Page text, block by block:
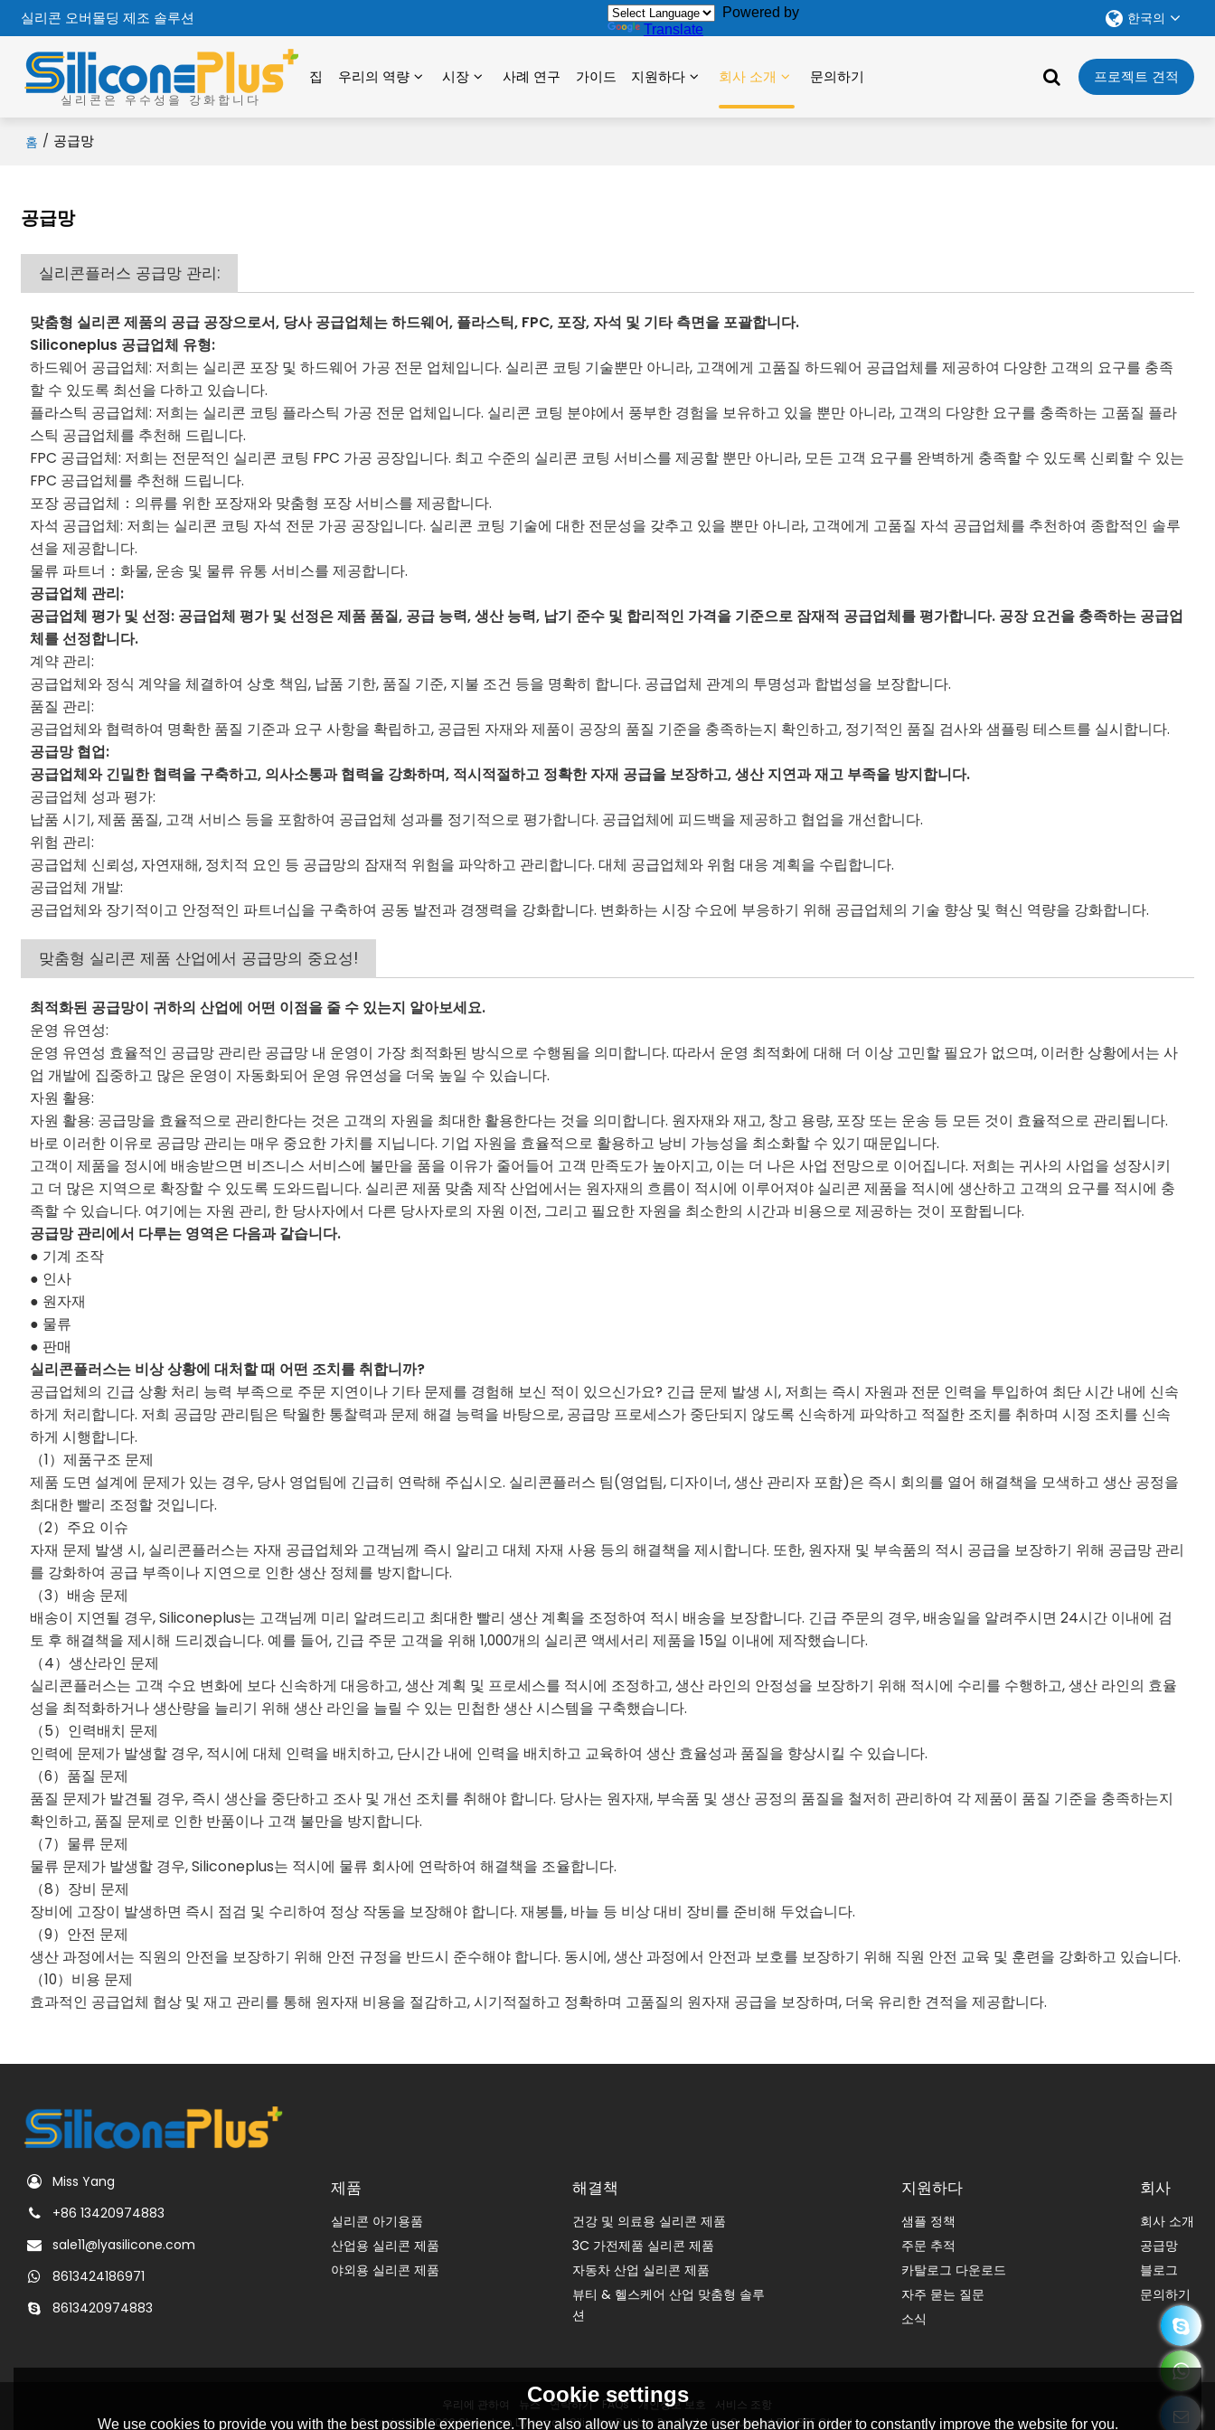
Powered by
Translate
실리콘 오버몰딩 제조 솔루션 한국의
실리콘은 우수성을 강화합니다
집 우리의 역량 시장 사례 연구 가이드 지원하다 회사 소개 문의하기 프로젝트 견적
홈 / 공급망
공급망
실리콘플러스 공급망 관리:
맞춤형 실리콘 제품의 공급 공장으로서, 당사 공급업체는 하드웨어, 플라스틱, FPC, 포장, 자석 및 기타 측면을 포괄합니다.
Siliconeplus 공급업체 유형:
하드웨어 공급업체: 저희는 실리콘 포장 및 하드웨어 가공 전문 업체입니다. 실리콘 코팅 기술뿐만 아니라, 고객에게 고품질 하드웨어 공급업체를 제공하여 다양한 고객의 요구를 충족
할 수 있도록 최선을 다하고 있습니다.
플라스틱 공급업체: 저희는 실리콘 코팅 플라스틱 가공 전문 업체입니다. 실리콘 코팅 분야에서 풍부한 경험을 보유하고 있을 뿐만 아니라, 고객의 다양한 요구를 충족하는 고품질 플라
스틱 공급업체를 추천해 드립니다.
FPC 공급업체: 저희는 전문적인 실리콘 코팅 FPC 가공 공장입니다. 최고 수준의 실리콘 코팅 서비스를 제공할 뿐만 아니라, 모든 고객 요구를 완벽하게 충족할 수 있도록 신뢰할 수 있는
FPC 공급업체를 추천해 드립니다.
포장 공급업체：의류를 위한 포장재와 맞춤형 포장 서비스를 제공합니다.
자석 공급업체: 저희는 실리콘 코팅 자석 전문 가공 공장입니다. 실리콘 코팅 기술에 대한 전문성을 갖추고 있을 뿐만 아니라, 고객에게 고품질 자석 공급업체를 추천하여 종합적인 솔루
션을 제공합니다.
물류 파트너：화물, 운송 및 물류 유통 서비스를 제공합니다.
공급업체 관리:
공급업체 평가 및 선정: 공급업체 평가 및 선정은 제품 품질, 공급 능력, 생산 능력, 납기 준수 및 합리적인 가격을 기준으로 잠재적 공급업체를 평가합니다. 공장 요건을 충족하는 공급업
체를 선정합니다.
계약 관리:
공급업체와 정식 계약을 체결하여 상호 책임, 납품 기한, 품질 기준, 지불 조건 등을 명확히 합니다. 공급업체 관계의 투명성과 합법성을 보장합니다.
품질 관리:
공급업체와 협력하여 명확한 품질 기준과 요구 사항을 확립하고, 공급된 자재와 제품이 공장의 품질 기준을 충족하는지 확인하고, 정기적인 품질 검사와 샘플링 테스트를 실시합니다.
공급망 협업:
공급업체와 긴밀한 협력을 구축하고, 의사소통과 협력을 강화하며, 적시적절하고 정확한 자재 공급을 보장하고, 생산 지연과 재고 부족을 방지합니다.
공급업체 성과 평가:
납품 시기, 제품 품질, 고객 서비스 등을 포함하여 공급업체 성과를 정기적으로 평가합니다. 공급업체에 피드백을 제공하고 협업을 개선합니다.
위험 관리:
공급업체 신뢰성, 자연재해, 정치적 요인 등 공급망의 잠재적 위험을 파악하고 관리합니다. 대체 공급업체와 위험 대응 계획을 수립합니다.
공급업체 개발:
공급업체와 장기적이고 안정적인 파트너십을 구축하여 공동 발전과 경쟁력을 강화합니다. 변화하는 시장 수요에 부응하기 위해 공급업체의 기술 향상 및 혁신 역량을 강화합니다.
맞춤형 실리콘 제품 산업에서 공급망의 중요성!
최적화된 공급망이 귀하의 산업에 어떤 이점을 줄 수 있는지 알아보세요.
운영 유연성:
운영 유연성 효율적인 공급망 관리란 공급망 내 운영이 가장 최적화된 방식으로 수행됨을 의미합니다. 따라서 운영 최적화에 대해 더 이상 고민할 필요가 없으며, 이러한 상황에서는 사
업 개발에 집중하고 많은 운영이 자동화되어 운영 유연성을 더욱 높일 수 있습니다.
자원 활용:
자원 활용: 공급망을 효율적으로 관리한다는 것은 고객의 자원을 최대한 활용한다는 것을 의미합니다. 원자재와 재고, 창고 용량, 포장 또는 운송 등 모든 것이 효율적으로 관리됩니다.
바로 이러한 이유로 공급망 관리는 매우 중요한 가치를 지닙니다. 기업 자원을 효율적으로 활용하고 낭비 가능성을 최소화할 수 있기 때문입니다.
고객이 제품을 정시에 배송받으면 비즈니스 서비스에 불만을 품을 이유가 줄어들어 고객 만족도가 높아지고, 이는 더 나은 사업 전망으로 이어집니다. 저희는 귀사의 사업을 성장시키
고 더 많은 지역으로 확장할 수 있도록 도와드립니다. 실리콘 제품 맞춤 제작 산업에서는 원자재의 흐름이 적시에 이루어져야 실리콘 제품을 적시에 생산하고 고객의 요구를 적시에 충
족할 수 있습니다. 여기에는 자원 관리, 한 당사자에서 다른 당사자로의 자원 이전, 그리고 필요한 자원을 최소한의 시간과 비용으로 제공하는 것이 포함됩니다.
공급망 관리에서 다루는 영역은 다음과 같습니다.
● 기계 조작
● 인사
● 원자재
● 물류
● 판매
실리콘플러스는 비상 상황에 대처할 때 어떤 조치를 취합니까?
공급업체의 긴급 상황 처리 능력 부족으로 주문 지연이나 기타 문제를 경험해 보신 적이 있으신가요? 긴급 문제 발생 시, 저희는 즉시 자원과 전문 인력을 투입하여 최단 시간 내에 신속
하게 처리합니다. 저희 공급망 관리팀은 탁월한 통찰력과 문제 해결 능력을 바탕으로, 공급망 프로세스가 중단되지 않도록 신속하게 파악하고 적절한 조치를 취하며 시정 조치를 신속
하게 시행합니다.
（1）제품구조 문제
제품 도면 설계에 문제가 있는 경우, 당사 영업팀에 긴급히 연락해 주십시오. 실리콘플러스 팀(영업팀, 디자이너, 생산 관리자 포함)은 즉시 회의를 열어 해결책을 모색하고 생산 공정을
최대한 빨리 조정할 것입니다.
（2）주요 이슈
자재 문제 발생 시, 실리콘플러스는 자재 공급업체와 고객님께 즉시 알리고 대체 자재 사용 등의 해결책을 제시합니다. 또한, 원자재 및 부속품의 적시 공급을 보장하기 위해 공급망 관리
를 강화하여 공급 부족이나 지연으로 인한 생산 정체를 방지합니다.
（3）배송 문제
배송이 지연될 경우, Siliconeplus는 고객님께 미리 알려드리고 최대한 빨리 생산 계획을 조정하여 적시 배송을 보장합니다. 긴급 주문의 경우, 배송일을 알려주시면 24시간 이내에 검
토 후 해결책을 제시해 드리겠습니다. 예를 들어, 긴급 주문 고객을 위해 1,000개의 실리콘 액세서리 제품을 15일 이내에 제작했습니다.
（4）생산라인 문제
실리콘플러스는 고객 수요 변화에 보다 신속하게 대응하고, 생산 계획 및 프로세스를 적시에 조정하고, 생산 라인의 안정성을 보장하기 위해 적시에 수리를 수행하고, 생산 라인의 효율
성을 최적화하거나 생산량을 늘리기 위해 생산 라인을 늘릴 수 있는 민첩한 생산 시스템을 구축했습니다.
（5）인력배치 문제
인력에 문제가 발생할 경우, 적시에 대체 인력을 배치하고, 단시간 내에 인력을 배치하고 교육하여 생산 효율성과 품질을 향상시킬 수 있습니다.
（6）품질 문제
품질 문제가 발견될 경우, 즉시 생산을 중단하고 조사 및 개선 조치를 취해야 합니다. 당사는 원자재, 부속품 및 생산 공정의 품질을 철저히 관리하여 각 제품이 품질 기준을 충족하는지
확인하고, 품질 문제로 인한 반품이나 고객 불만을 방지합니다.
（7）물류 문제
물류 문제가 발생할 경우, Siliconeplus는 적시에 물류 회사에 연락하여 해결책을 조율합니다.
（8）장비 문제
장비에 고장이 발생하면 즉시 점검 및 수리하여 정상 작동을 보장해야 합니다. 재봉틀, 바늘 등 비상 대비 장비를 준비해 두었습니다.
（9）안전 문제
생산 과정에서는 직원의 안전을 보장하기 위해 안전 규정을 반드시 준수해야 합니다. 동시에, 생산 과정에서 안전과 보호를 보장하기 위해 직원 안전 교육 및 훈련을 강화하고 있습니다.
（10）비용 문제
효과적인 공급업체 협상 및 재고 관리를 통해 원자재 비용을 절감하고, 시기적절하고 정확하며 고품질의 원자재 공급을 보장하며, 더욱 유리한 견적을 제공합니다.
Miss Yang
+86 13420974883
sale11@lyasilicone.com
8613424186971
8613420974883
제품
실리콘 아기용품
산업용 실리콘 제품
야외용 실리콘 제품
해결책
건강 및 의료용 실리콘 제품
3C 가전제품 실리콘 제품
자동차 산업 실리콘 제품
뷰티 & 헬스케어 산업 맞춤형 솔루
션
지원하다
샘플 정책
주문 추적
카탈로그 다운로드
자주 묻는 질문
소식
회사
회사 소개
공급망
블로그
문의하기
우리에 관하여 뉴스 연락하기 FAQs 개인정보 보호
서비스 조항
Copyright © 2026Shenzhen Liyongan Silicone Rubber Products Co.Support By BEE Cloud
Cookie settings
We use cookies to provide you with the best possible experience. They also allow us to analyze user behavior in order to constantly improve the website for you.